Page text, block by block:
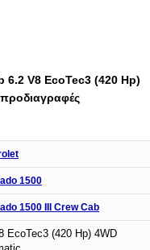
6.2 V8 EcoTec3 (420 Hp)
1500
1500 III Crew Cab
EcoTec3 (420 Hp) 4WD